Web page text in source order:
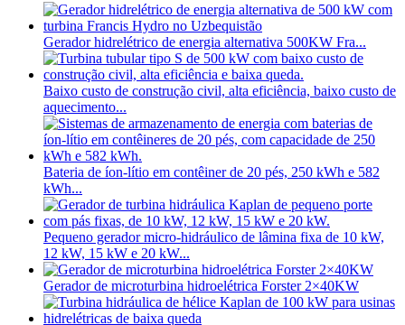
Gerador hidrelétrico de energia alternativa 500KW Fra...
Baixo custo de construção civil, alta eficiência, baixo custo de
aquecimento...
Bateria de íon-lítio em contêiner de 20 pés, 250 kWh e 582
kWh...
Pequeno gerador micro-hidráulico de lâmina fixa de 10 kW,
12 kW, 15 kW e 20 kW...
Gerador de microturbina hidroelétrica Forster 2×40KW